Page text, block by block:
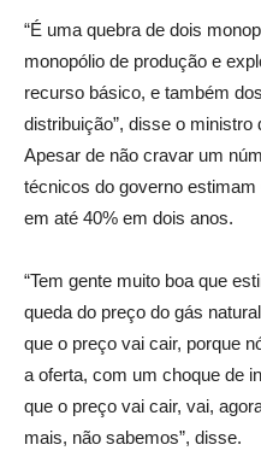
“É uma quebra de dois
monopólio de produção e
recurso básico, e também
distribuição”, disse o
Apesar de não cravar um
técnicos do governo
em até 40% em dois anos.
“Tem gente muito boa que
queda do preço do gás
que o preço vai cair, porque
a oferta, com um choque de
que o preço vai cair, vai,
mais, não sabemos”, disse.